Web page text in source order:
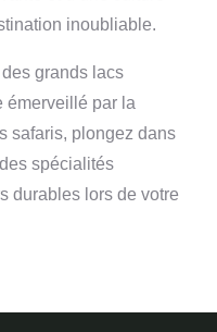
inoubliable.
grands lacs
émerveillé par la
safaris, plongez dans
spécialités
durables lors de votre